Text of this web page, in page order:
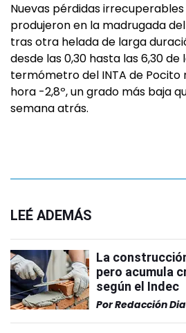
Nuevas pérdidas irrecuperables
produjeron en la madrugada
tras otra helada de larga
desde las 0,30 hasta las 6,30
termómetro del INTA de
hora -2,8º, un grado más baja
semana atrás.
LEÉ ADEMÁS
La
pero acumula
según el Indec
PorRedacción